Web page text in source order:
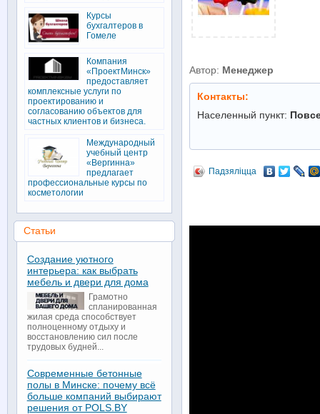
Автор: Менеджер
Контакты:
Населенный пункт:
Падзяліцца
Курсы
бухгалтеров в
Гомеле
Компания
«ПроектМинск»
предоставляет
комплексные услуги по
проектированию и
согласованию объектов для
частных клиентов и бизнеса.
Международный
учебный центр
«Вергинна»
предлагает
профессиональные курсы по
косметологии
Статьи
Создание уютного
интерьера: как выбрать
мебель и двери для дома
Грамотно
спланированная
жилая среда способствует
полноценному отдыху и
восстановлению сил после
трудовых будней...
Современные бетонные
полы в Минске: почему всё
больше компаний выбирают
решения от POLS.BY